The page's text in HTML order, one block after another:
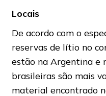
Locais
De acordo com o
reservas de lítio no
estão na Argentina e
brasileiras são mais
material encontrado